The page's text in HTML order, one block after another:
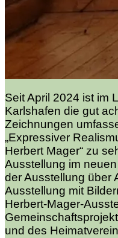
Seit April 2024 ist im
Karlshafen die gut
Zeichnungen
„Expressiver
Herbert Mager“ zu
Ausstellung im
der Ausstellung über
Ausstellung mit
Herbert-Mager-
und des